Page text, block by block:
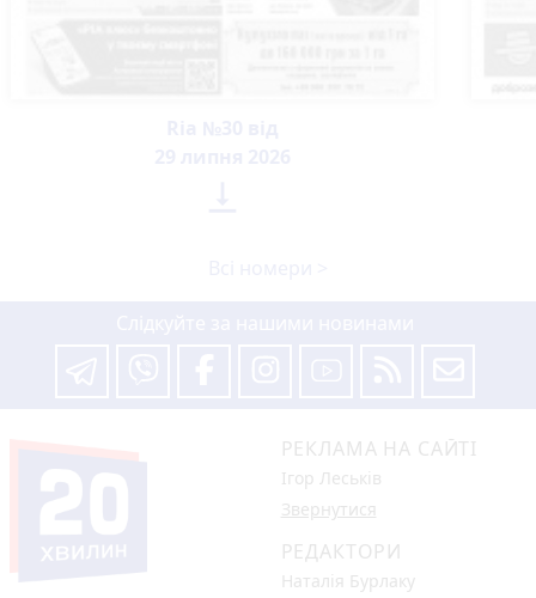
РЕКЛАМА НА САЙТІ
Ігор Леськів
Звернутися
РЕДАКТОРИ
Наталія Бурлаку